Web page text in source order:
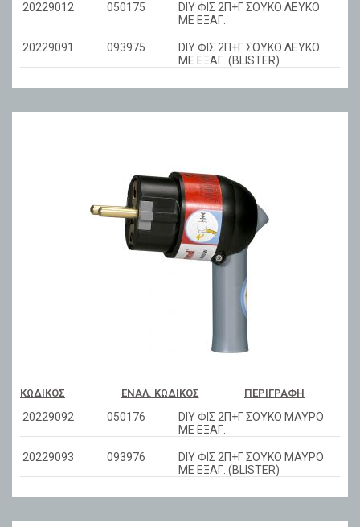
20229012 050175
DIY ΦΙΣ 2Π+Γ ΣΟΥΚΟ ΛΕΥΚΟ
ΜΕ ΕΞΑΓ.
20229091 093975
DIY ΦΙΣ 2Π+Γ ΣΟΥΚΟ ΛΕΥΚΟ
ΜΕ ΕΞΑΓ. (BLISTER)
ΚΩΔΙΚΌΣ ΕΝΑΛ. ΚΩΔΙΚΌΣ ΠΕΡΙΓΡΑΦΉ
20229092 050176
DIY ΦΙΣ 2Π+Γ ΣΟΥΚΟ ΜΑΥΡΟ
ΜΕ ΕΞΑΓ.
20229093 093976
DIY ΦΙΣ 2Π+Γ ΣΟΥΚΟ ΜΑΥΡΟ
ΜΕ ΕΞΑΓ. (BLISTER)